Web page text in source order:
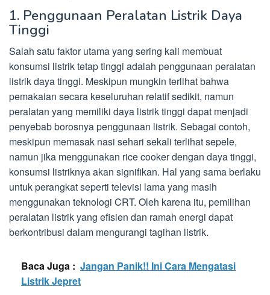
1. Penggunaan Peralatan Listrik Daya
Tinggi
Salah satu faktor utama yang sering kali membuat
konsumsi listrik tetap tinggi adalah penggunaan peralatan
listrik daya tinggi. Meskipun mungkin terlihat bahwa
pemakaian secara keseluruhan relatif sedikit, namun
peralatan yang memiliki daya listrik tinggi dapat menjadi
penyebab borosnya penggunaan listrik. Sebagai contoh,
meskipun memasak nasi sehari sekali terlihat sepele,
namun jika menggunakan rice cooker dengan daya tinggi,
konsumsi listriknya akan signifikan. Hal yang sama berlaku
untuk perangkat seperti televisi lama yang masih
menggunakan teknologi CRT. Oleh karena itu, pemilihan
peralatan listrik yang efisien dan ramah energi dapat
berkontribusi dalam mengurangi tagihan listrik.
Baca Juga : Jangan Panik!! Ini Cara Mengatasi
Listrik Jepret